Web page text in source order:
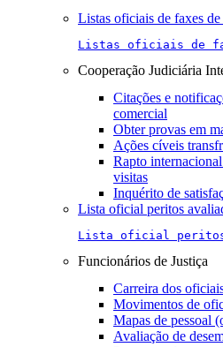
Listas oficiais de faxes
Listas oficiais de
Cooperação Judiciária
Citações e
comercial
Obter provas em
Ações cíveis
Rapto
visitas
Inquérito de
Lista oficial peritos
Lista oficial peritos
Funcionários de Justiça
Carreira dos
Movimentos de
Mapas de pessoal
Avaliação de